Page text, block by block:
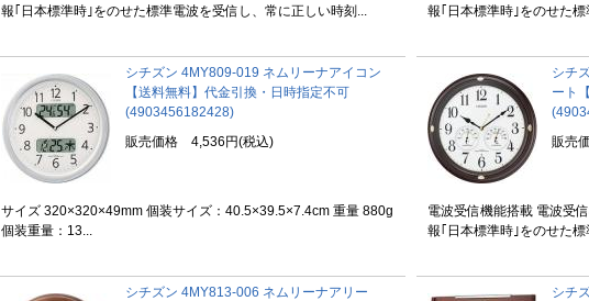
報｢日本標準時｣をのせた標準電波を受信し、常に正しい時刻...
報｢日本標準時｣をのせた
シチズン 4MY809-019 ネムリーナアイコン
【送料無料】代金引換・日時指定不可
(4903456182428)
販売価格 4,536円(税込)
サイズ 320×320×49mm 個装サイズ：40.5×39.5×7.4cm 重量 880g
個装重量：13...
シチ
ート
販売
電波受信機能搭載 電波受
報｢日本標準時｣をのせた
シチズン 4MY813-006 ネムリーナアリー
シチ